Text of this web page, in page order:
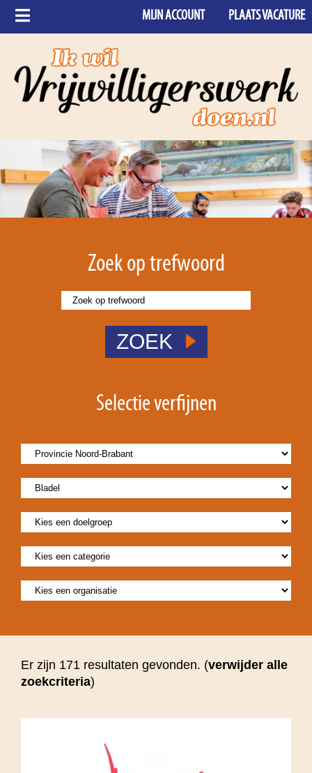
PLAATS VACATURE
MIJN ACCOUNT
Zoek op trefwoord
ZOEK
Selectie verfijnen
Er zijn 171 resultaten gevonden. (verwijder alle
zoekcriteria)